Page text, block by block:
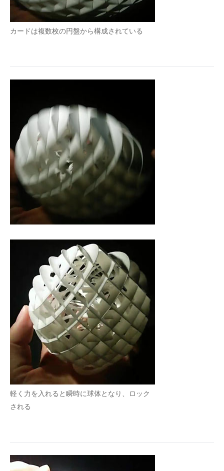
カードは複数枚の円盤から構成されている
軽く力を入れると瞬時に球体となり、ロック
される